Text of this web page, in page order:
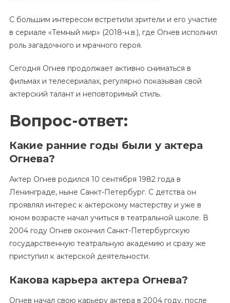
С большим интересом встретили зрители и его участие
в сериале «Темный мир» (2018-н.в.), где Огнев исполнил
роль загадочного и мрачного героя.
Сегодня Огнев продолжает активно сниматься в
фильмах и телесериалах, регулярно показывая свой
актерский талант и неповторимый стиль.
Вопрос-ответ:
Какие ранние годы были у актера
Огнева?
Актер Огнев родился 10 сентября 1982 года в
Ленинграде, ныне Санкт-Петербург. С детства он
проявлял интерес к актерскому мастерству и уже в
юном возрасте начал учиться в театральной школе. В
2004 году Огнев окончил Санкт-Петербургскую
государственную театральную академию и сразу же
приступил к актерской деятельности.
Какова карьера актера Огнева?
Огнев начал свою карьеру актера в 2004 году, после